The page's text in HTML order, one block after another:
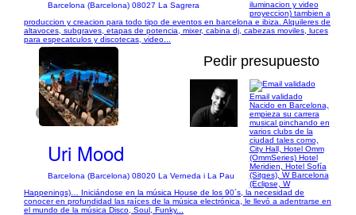
Barcelona (Barcelona) 08027 La Sagrera
iluminacion y video
proyeccion) tambien a
produccion y creacion para todo tipo de eventos en barcelona e ibiza. Alquileres de
altavoces, subgraves, etapas de potencia, mixer, cabina dj, cabezas moviles, luces
para especatculos y discotecas, video...
1/17
Pedir presupuesto
Uri Mood
Barcelona (Barcelona) 08020 La Verneda i La Pau
Email validado
Nacido en Barcelona,
empieza su carrera
musical pinchando en
varios clubs de la
ciudad tales como,
City Hall, Hotel Omm
(OmmSeries) Hotel
Meridien, Hotel Sofía
(Sitges), W Barcelona
(Eclipse, W
Happenings)… Iniciándose en la música House de los 90´s, la necesidad de
conocer en profundidad las raíces de la música electrónica, le llevó a adentrarse en
el mundo de la música Disco, Soul, Funky...